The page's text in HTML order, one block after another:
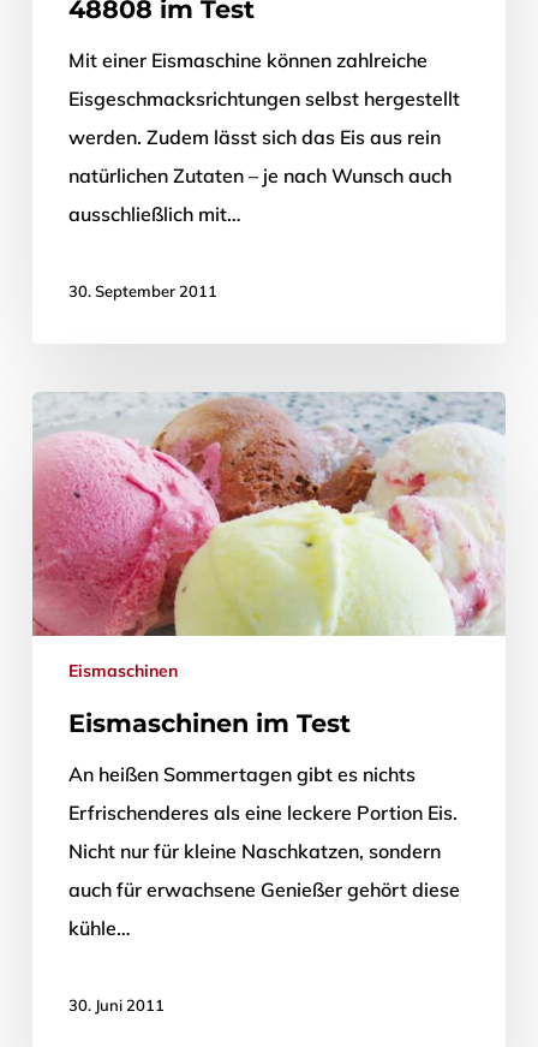
48808 im Test
Mit einer Eismaschine können zahlreiche
Eisgeschmacksrichtungen selbst hergestellt
werden. Zudem lässt sich das Eis aus rein
natürlichen Zutaten – je nach Wunsch auch
ausschließlich mit…
30. September 2011
Eismaschinen
Eismaschinen im Test
An heißen Sommertagen gibt es nichts
Erfrischenderes als eine leckere Portion Eis.
Nicht nur für kleine Naschkatzen, sondern
auch für erwachsene Genießer gehört diese
kühle…
30. Juni 2011